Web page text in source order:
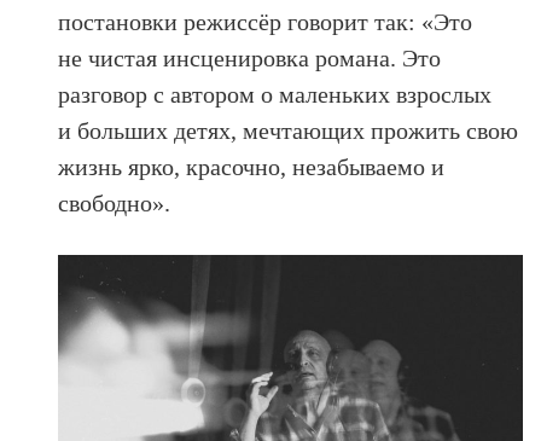
постановки режиссёр говорит так: «Это
не чистая инсценировка романа. Это
разговор с автором о маленьких взрослых
и больших детях, мечтающих прожить свою
жизнь ярко, красочно, незабываемо и
свободно».